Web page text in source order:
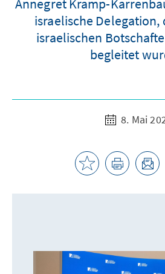
Annegret Kramp-
israelische Delegation,
israelischen
begleitet
8. Mai